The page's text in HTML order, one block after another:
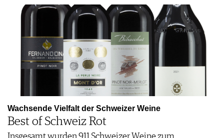
Wachsende Vielfalt der Schweizer Weine
Best of Schweiz Rot